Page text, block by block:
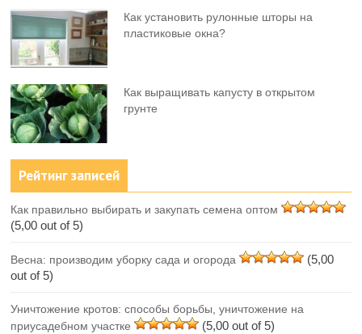
Как установить рулонные шторы на
пластиковые окна?
Как выращивать капусту в открытом
грунте
Рейтинг записей
Как правильно выбирать и закупать семена оптом
(5,00 out of 5)
Весна: производим уборку сада и огорода
(5,00
out of 5)
Уничтожение кротов: способы борьбы, уничтожение на
приусадебном участке
(5,00 out of 5)